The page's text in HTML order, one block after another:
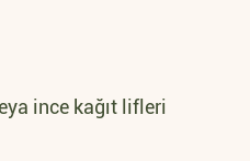
ince kağıt lifleri